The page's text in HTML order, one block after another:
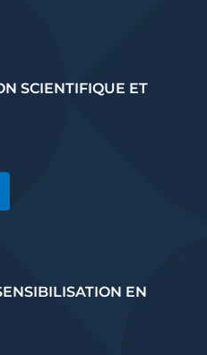
SCIENTIFIQUE ET
EN